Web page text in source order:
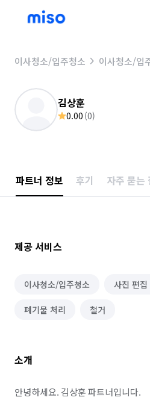
이사청소/입주청소 이사청소/입
김상훈
0.00 (0)
파트너 정보 후기 자주 묻는
제공 서비스
이사청소/입주청소 사진 편집
폐기물 처리 철거
소개
안녕하세요. 김상훈 파트너입니다.